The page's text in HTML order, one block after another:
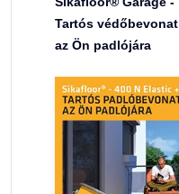
Tartós védőbevonat
az Ön padlójára